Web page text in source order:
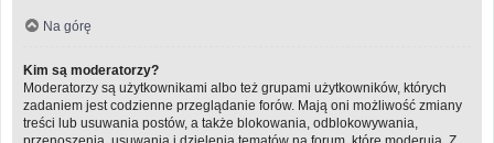
Na górę
Kim są moderatorzy?
Moderatorzy są użytkownikami albo też grupami użytkowników, których
zadaniem jest codzienne przeglądanie forów. Mają oni możliwość zmiany
treści lub usuwania postów, a także blokowania, odblokowywania,